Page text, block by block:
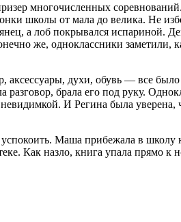
многочисленных
школы от мала до велика. Не
а лоб покрывался испариной.
же, одноклассники заметили,
аксессуары, духи, обувь — все
разговор, брала его под руку.
И Регина была уверена,
Маша прибежала в школу
Как назло, книга упала прямо к